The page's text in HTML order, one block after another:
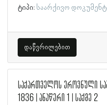
ტიპი: საარქივო
დაწვრილებით
საქართველოს ეროვნული
1836 | ანაწერი 1 | საქმე 2